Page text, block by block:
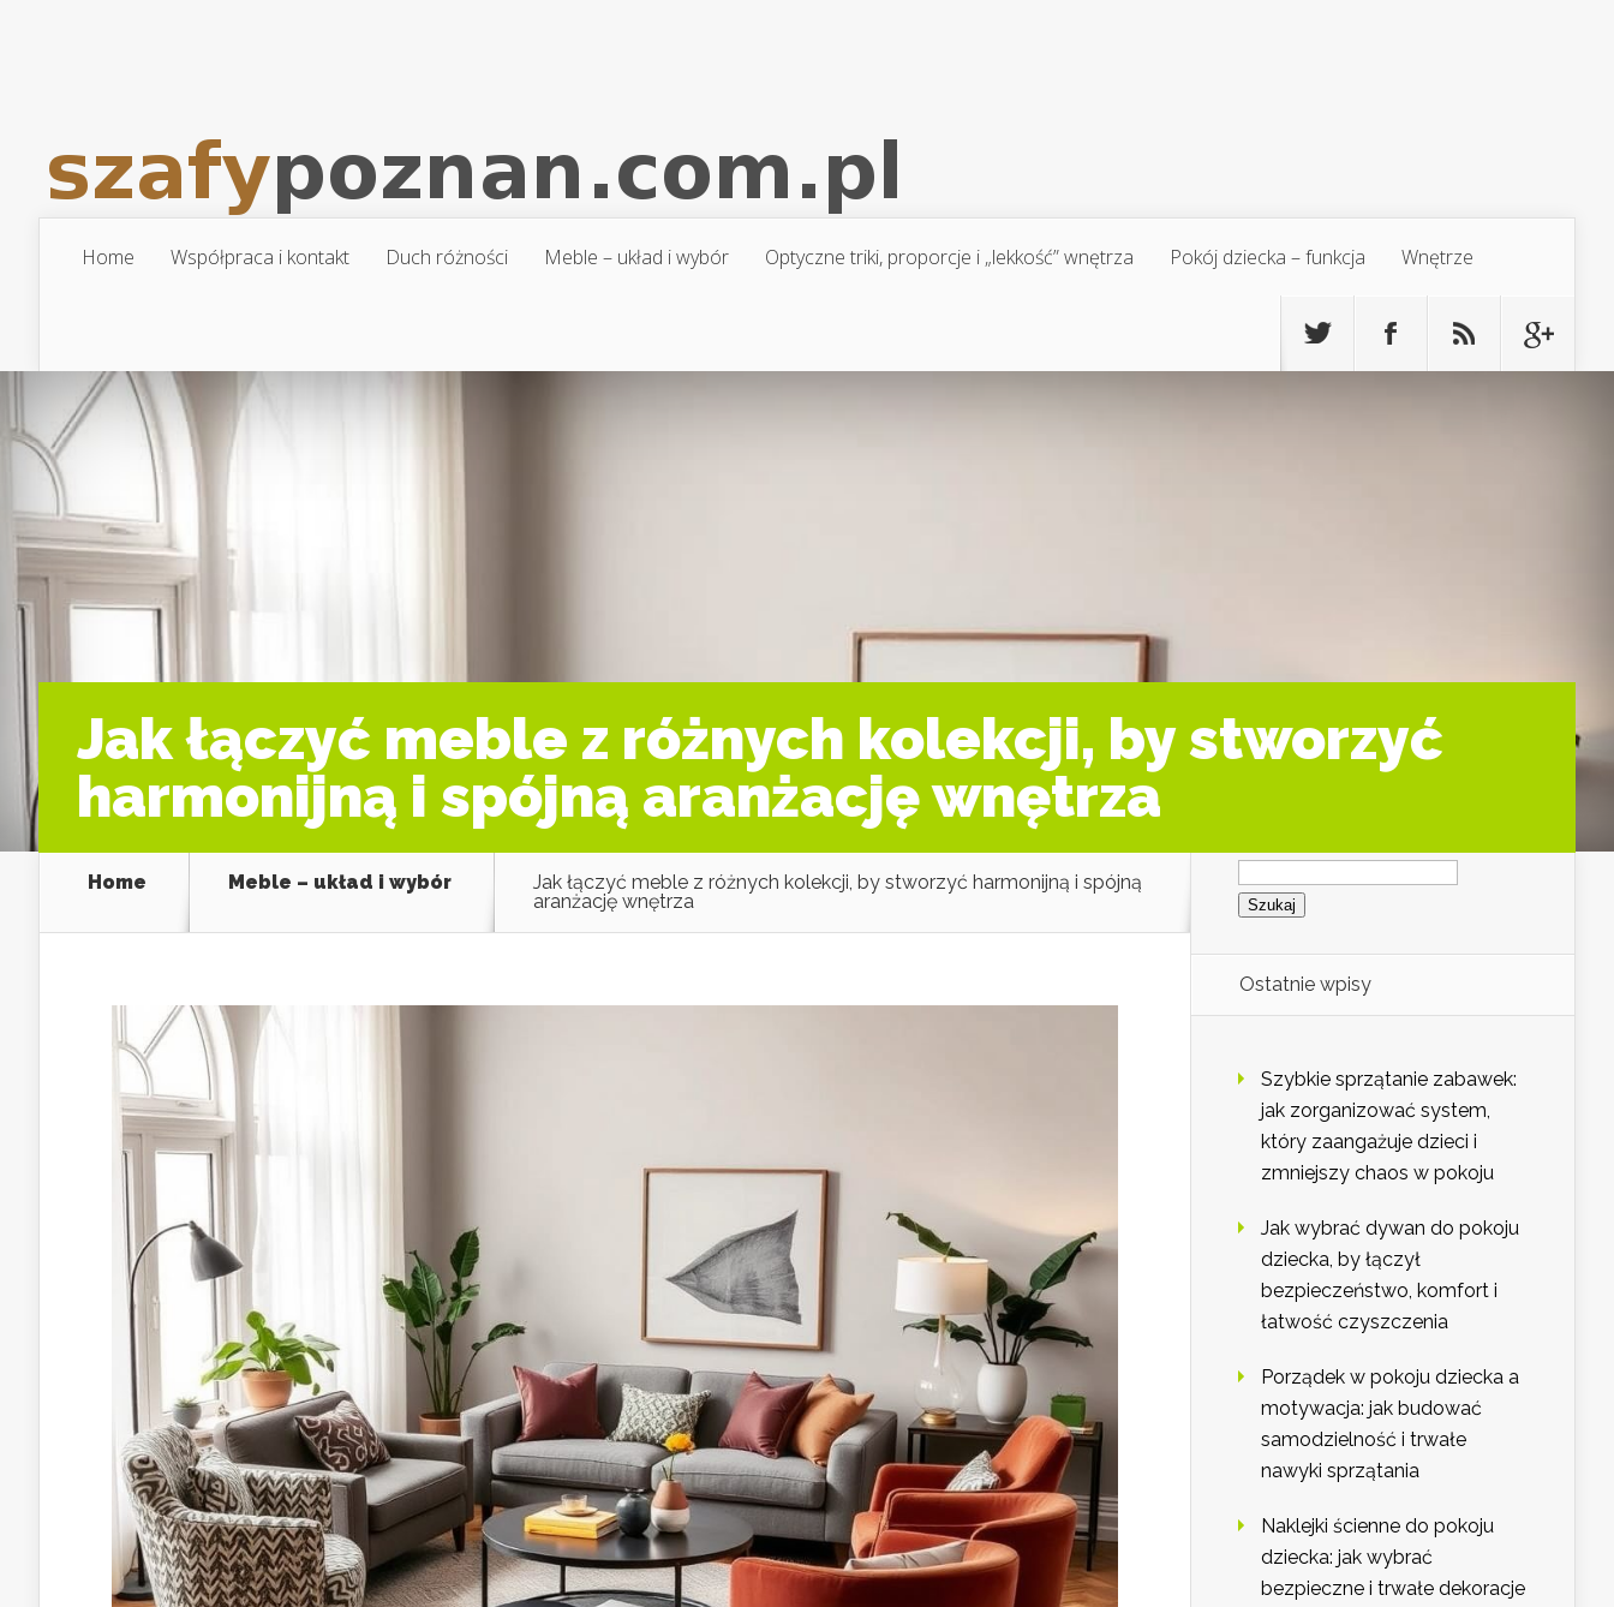
Home Współpraca i kontakt Duch różności Meble – układ i wybór Optyczne triki, proporcje i „lekkość” wnętrza Pokój dziecka – funkcja Wnętrze
Jak łączyć meble z różnych kolekcji, by stworzyć
harmonijną i spójną aranżację wnętrza
Home Meble – układ i wybór
Jak łączyć meble z różnych kolekcji, by stworzyć harmonijną i spójną
aranżację wnętrza
Szukaj:
Ostatnie wpisy
Szybkie sprzątanie zabawek:
jak zorganizować system,
który zaangażuje dzieci i
zmniejszy chaos w pokoju
Jak wybrać dywan do pokoju
dziecka, by łączył
bezpieczeństwo, komfort i
łatwość czyszczenia
Porządek w pokoju dziecka a
motywacja: jak budować
samodzielność i trwałe
nawyki sprzątania
Naklejki ścienne do pokoju
dziecka: jak wybrać
bezpieczne i trwałe dekoracje